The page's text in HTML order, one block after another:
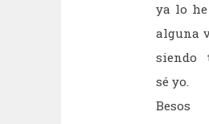
ya lo he
alguna
siendo
sé yo.
Besos